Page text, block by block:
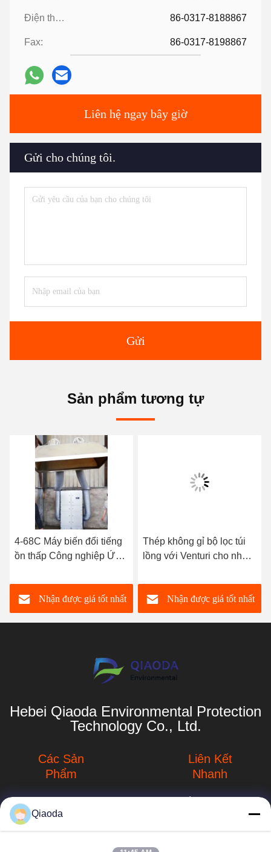
Điện thoại: 86-0317-8188867
Fax: 86-0317-8198867
Liên hệ ngay bây giờ
Gửi cho chúng tôi.
Gửi
Sản phẩm tương tự
4-68C Máy biến đổi tiếng
ồn thấp Công nghiệp Ứng
Ứng dụng
Nhận được giá tốt nhất
Thép không gỉ bộ lọc túi
lồng với Venturi cho nhà
Nhận được giá tốt nhất
Hebei Qiaoda Environmental Protection
Technology Co., Ltd.
Các Sản
Phẩm
Máy hút bụi công
nghiệp
Liên Kết
Nhanh
Hồ sơ công ty
Qiaoda